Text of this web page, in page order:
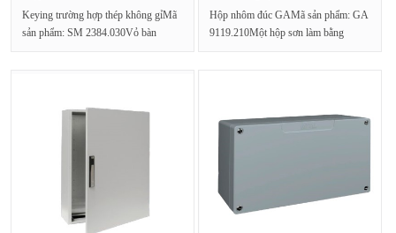
Keying trường hợp thép không gỉMã
sản phẩm: SM 2384.030Vỏ bàn
Hộp nhôm đúc GAMã sản phẩm: GA
9119.210Một hộp sơn làm bằng